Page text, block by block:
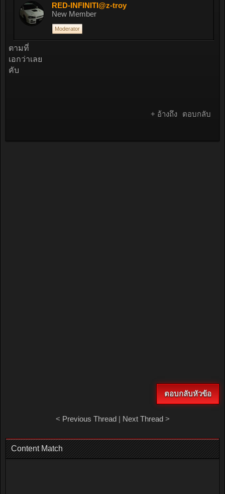
RED-INFINITI@z-troy
New Member
Moderator
ตามที่
เอกว่าเลย
คับ
+ อ้างถึง ตอบกลับ
ตอบกลับหัวข้อ
< Previous Thread| Next Thread>
Content Match